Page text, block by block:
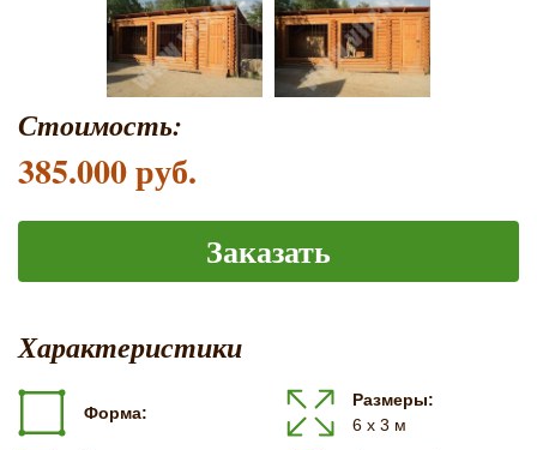
Стоимость:
385.000 руб.
Заказать
Характеристики
Форма:
Размеры:
6 х 3 м